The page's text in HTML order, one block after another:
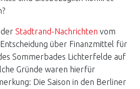
Stadtrand-Nachrichten vom
über Finanzmittel für
Sommerbades Lichterfelde auf
Gründe waren hierfür
Die Saison in den Berliner